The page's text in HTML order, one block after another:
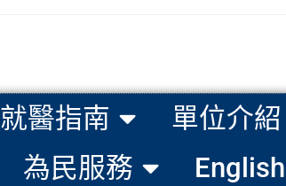
就醫指南 單位介紹
為民服務
English